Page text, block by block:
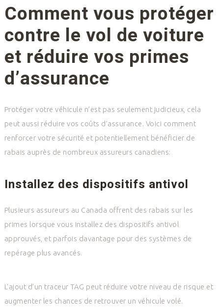
Comment vous protéger
contre le vol de voiture
et réduire vos primes
d’assurance
Protéger votre véhicule n’est pas seulement judicieux, cela
peut aussi réduire vos coûts d’assurance. Voici comment
renforcer votre sécurité et potentiellement bénéficier de
rabais auprès de nombreux assureurs canadiens:
Installez des dispositifs antivol
Plusieurs assureurs au Canada offrent des rabais sur les
primes lorsque vous installez des dispositifs antivol
approuvés, et parfois davantage pour des systèmes de
repérage plus avancés.
L’ajout d’un traceur TAG peut réduire votre niveau de risque et
augmenter les chances de retrouver un véhicule volé.